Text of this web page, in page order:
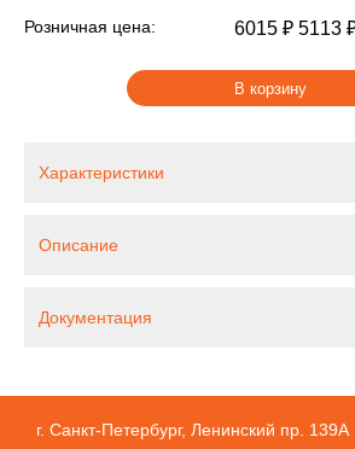
Розничная цена:
6015 ₽ 5113
В корзину
Характеристики
Описание
Документация
г. Санкт-Петербург, Ленинский пр.